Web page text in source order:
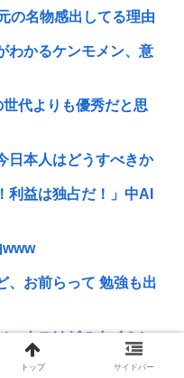
の名物感出してる理由
わかるケンモメン、意
代よりも優秀だと思
日本人はどうすべきか
利益は独占だ！」中AI
www
、お前らって 勉強も出
ックスはどのタイミン
トップ サイドバー